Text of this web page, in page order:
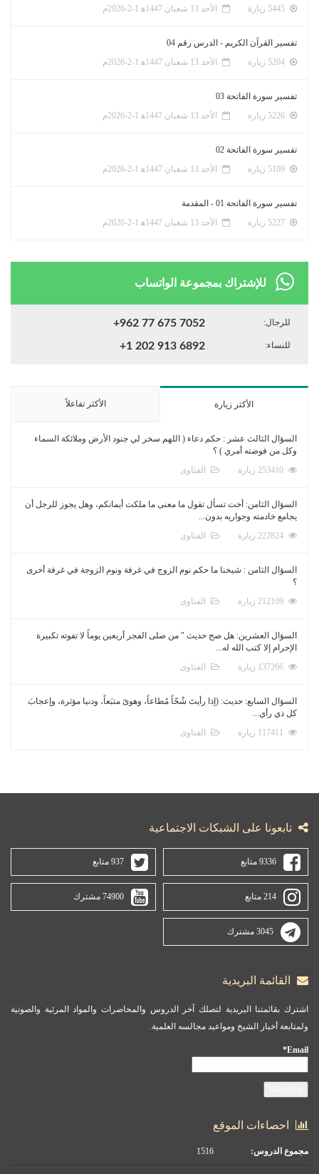
الأحد 13 شعبان 1447ﻫ 1-2-2026م
تفسير القرآن الكريم - الدرس رقم 04
الأحد 13 شعبان 1447ﻫ 1-2-2026م
تفسير سورة الفاتحة 03
الأحد 13 شعبان 1447ﻫ 1-2-2026م
تفسير سورة الفاتحة 02
الأحد 13 شعبان 1447ﻫ 1-2-2026م
تفسير سورة الفاتحة 01 - المقدمة
الأحد 13 شعبان 1447ﻫ 1-2-2026م
للإشتراك بمجموعة الواتساب
للرجال: +962 77 675 7052
للنساء: +1 202 913 6892
الأكثر زيارة الأكثر تفاعلاً
السؤال الثالث عشر : حكم دعاء ( اللهم سخر لي جنود الأرض وملائكة السماء
وكل من فوضته أمري ) ؟
الفتاوى
السؤال الثامن: أخت تسأل تقول ما معنى ما ملكت أيمانكم، وهل يجوز للرجل أن
يجامع خادمته وجواريه بدون...
الفتاوى
السؤال الثامن : شيخنا ما حكم نوم الزوج في غرفة ونوم الزوجة في غرفة أخرى
؟
الفتاوى
السؤال العشرين: هل صح حديث " من صلى الفجر أربعين يوماً لا تفوته تكبيرة
الإحرام إلا كتب الله له...
الفتاوى
السؤال السابع: حديث: (إذا رأيتَ شُحّاً مُطاعاً، وهوىً متبَعاً، ودنيا مؤثرة، وإعجابَ
كل ذي رأي...
الفتاوى
تابعونا على الشبكات الاجتماعية
9336 متابع 937 متابع
214 متابع 74900 مشترك
3045 مشترك
القائمة البريدية
اشترك بقائمتنا البريدية لتصلك آخر الدروس والمحاضرات والمواد المرئية والصوتية
ولمتابعة أخبار الشيخ ومواعيد مجالسه العلمية.
Email*
احصاءات الموقع
مجموع الدروس: